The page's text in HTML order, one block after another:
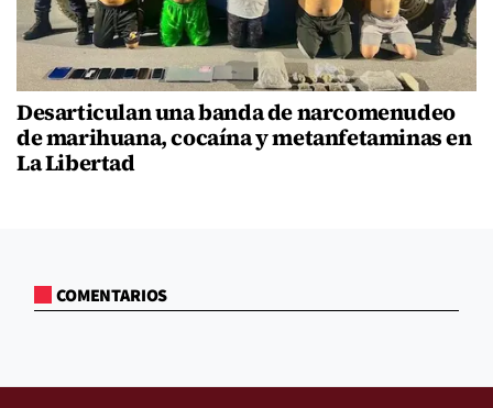
Desarticulan una banda de narcomenudeo
de marihuana, cocaína y metanfetaminas en
La Libertad
COMENTARIOS